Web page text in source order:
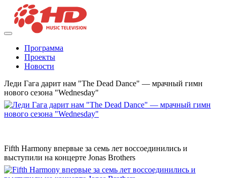
Программа
Проекты
Новости
Леди Гага дарит нам "The Dead Dance" — мрачный гимн
нового сезона "Wednesday"
Fifth Harmony впервые за семь лет воссоединились и
выступили на концерте Jonas Brothers